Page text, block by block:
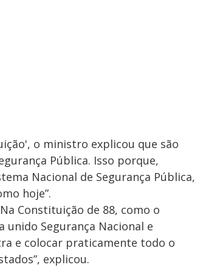
o ministro explicou que são
Pública. Isso porque,
Nacional de Segurança Pública,
hoje”.
Constituição de 88, como o
Segurança Nacional e
e colocar praticamente todo o
explicou.